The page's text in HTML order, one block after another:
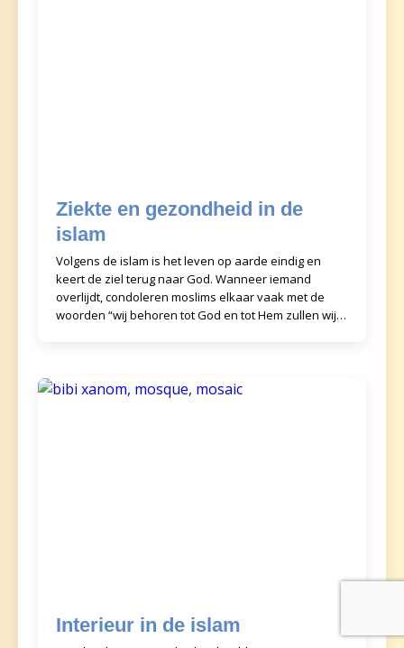
Ziekte en gezondheid in de
islam
Volgens de islam is het leven op aarde eindig en
keert de ziel terug naar God. Wanneer iemand
overlijdt, condoleren moslims elkaar vaak met de
woorden “wij behoren tot God en tot Hem zullen wij
Interieur in de islam